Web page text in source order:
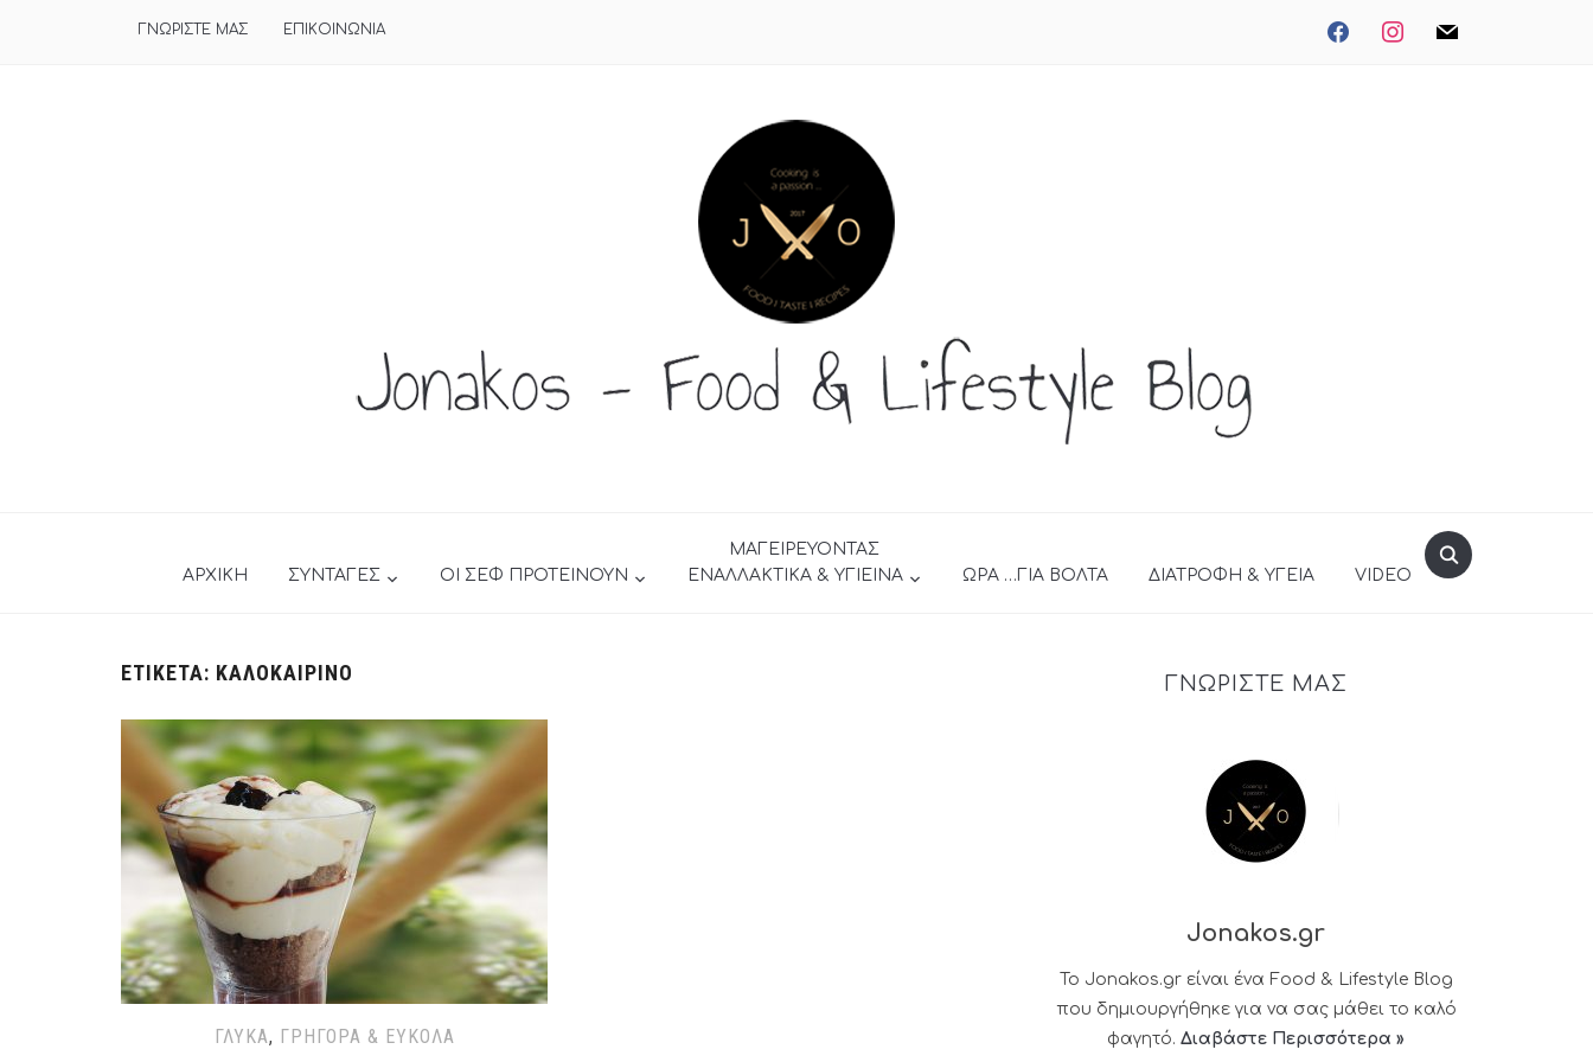
facebookinstagrammail
ΓΝΩΡΙΣΤΕ ΜΑΣ ΕΠΙΚΟΙΝΩΝΙΑ
ΑΡΧΙΚΗ ΣΥΝΤΑΓΕΣ ΟΙ ΣΕΦ ΠΡΟΤΕΙΝΟΥΝ
ΜΑΓΕΙΡΕΥΟΝΤΑΣ
ΕΝΑΛΛΑΚΤΙΚΑ & ΥΓΙΕΙΝΑ
ΩΡΑ …ΓΙΑ ΒΟΛΤΑ ΔΙΑΤΡΟΦΗ & ΥΓΕΙΑ VIDEO
ΕΤΙΚΈΤΑ: ΚΑΛΟΚΑΙΡΙΝΟ
ΓΛΥΚΆ, ΓΡΉΓΟΡΑ & ΕΎΚΟΛΑ
ΓΝΩΡΙΣΤΕ ΜΑΣ
Jonakos.gr
Το Jonakos.gr είναι ένα Food & Lifestyle Blog
που δημιουργήθηκε για να σας μάθει το καλό
φαγητό. Διαβάστε Περισσότερα »